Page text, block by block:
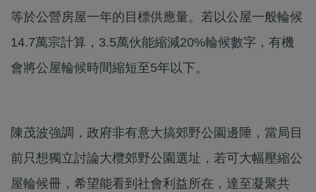
等於公營房屋一年的目標供應量。若以公屋一般輪候
14.7萬宗計算，3.5萬伙能縮減20%輪候數字，有機
會將公屋輪候時間縮短至5年以下。
陳茂波強調，政府非有意大搞郊野公園邊陲，當局目
前只想獨立討論大欖郊野公園選址，若可大幅壓縮公
屋輪候冊，希望能看到社會利益所在，達至凝聚共